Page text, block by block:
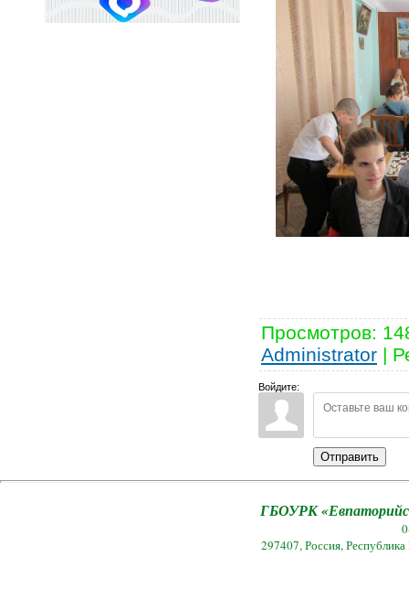
Просмотров:
Administrator |
Войдите:
Отправить
ГБОУРК
297407, Россия,